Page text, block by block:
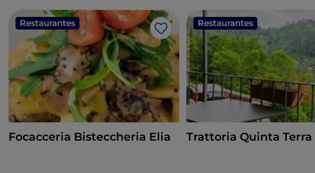
Restaurantes
Me gusta
Focacceria Bisteccheria Elia
Restaurantes
Trattoria Quinta Terra